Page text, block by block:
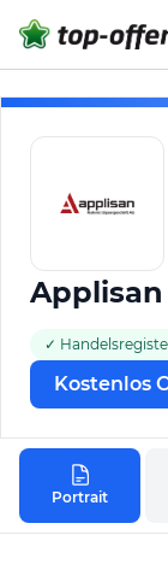
Applisan
✓
Kostenlos
Portrait